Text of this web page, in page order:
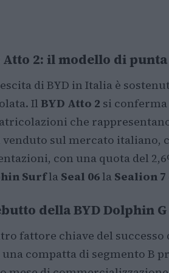
Atto 2: il modello di
di BYD in Italia è
IlBYD Atto 2 si
che
sul mercato italiano,
con una quota del
Surfla Seal 06 la Sealion 7
della BYD Dolphin
fattore chiave del successo
una compatta di segmento B